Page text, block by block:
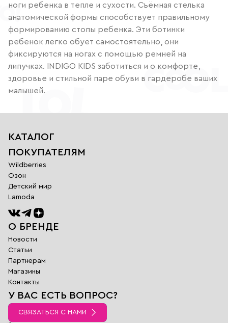
ноги ребенка в тепле и сухости. Съёмная стелька
анатомической формы способствует правильному
формированию стопы ребенка. Эти ботинки
ребенок легко обует самостоятельно, они
фиксируются на ногах с помощью ремней на
липучках. INDIGO KIDS заботиться и о комфорте,
здоровье и стильной паре обуви в гардеробе ваших
малышей.
КАТАЛОГ
ПОКУПАТЕЛЯМ
Wildberries
Озон
Детский мир
Lamoda
О БРЕНДЕ
Новости
Статьи
Партнерам
Магазины
Контакты
У ВАС ЕСТЬ ВОПРОС?
СВЯЗАТЬСЯ С НАМИ
Обратная
связь
Заполните поля